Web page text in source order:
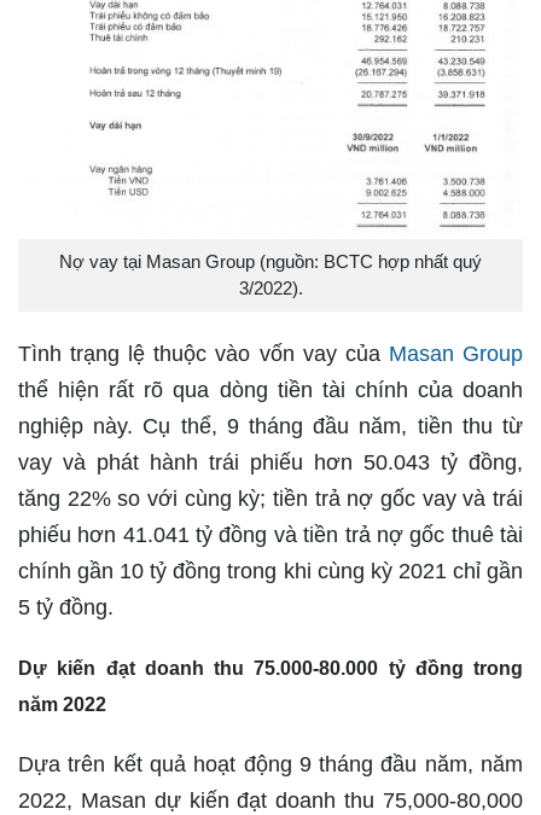
Nợ vay tại Masan Group (nguồn: BCTC hợp nhất quý
3/2022).
Tình trạng lệ thuộc vào vốn vay của Masan Group
thể hiện rất rõ qua dòng tiền tài chính của doanh
nghiệp này. Cụ thể, 9 tháng đầu năm, tiền thu từ
vay và phát hành trái phiếu hơn 50.043 tỷ đồng,
tăng 22% so với cùng kỳ; tiền trả nợ gốc vay và trái
phiếu hơn 41.041 tỷ đồng và tiền trả nợ gốc thuê tài
chính gần 10 tỷ đồng trong khi cùng kỳ 2021 chỉ gần
5 tỷ đồng.
Dự kiến đạt doanh thu 75.000-80.000 tỷ đồng trong
năm 2022
Dựa trên kết quả hoạt động 9 tháng đầu năm, năm
2022, Masan dự kiến đạt doanh thu 75,000-80,000